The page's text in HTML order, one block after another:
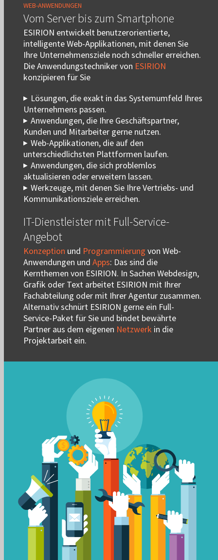
WEB-ANWENDUNGEN
Vom Server bis zum Smartphone
ESIRION entwickelt benutzerorientierte,
intelligente Web-Applikationen, mit denen Sie
Ihre Unternehmensziele noch schneller erreichen.
Die Anwendungstechniker von ESIRION
konzipieren für Sie
Lösungen, die exakt in das Systemumfeld Ihres
Unternehmens passen.
Anwendungen, die Ihre Geschäftspartner,
Kunden und Mitarbeiter gerne nutzen.
Web-Applikationen, die auf den
unterschiedlichsten Plattformen laufen.
Anwendungen, die sich problemlos
aktualisieren oder erweitern lassen.
Werkzeuge, mit denen Sie Ihre Vertriebs- und
Kommunikationsziele erreichen.
IT-Dienstleister mit Full-Service-
Angebot
Konzeption und Programmierung von Web-
Anwendungen und Apps: Das sind die
Kernthemen von ESIRION. In Sachen Webdesign,
Grafik oder Text arbeitet ESIRION mit Ihrer
Fachabteilung oder mit Ihrer Agentur zusammen.
Alternativ schnürt ESIRION gerne ein Full-
Service-Paket für Sie und bindet bewährte
Partner aus dem eigenen Netzwerk in die
Projektarbeit ein.